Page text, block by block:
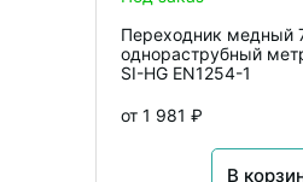
Переходник медный
однораструбный
SI-HG EN1254-1
от 1 981 ₽
В